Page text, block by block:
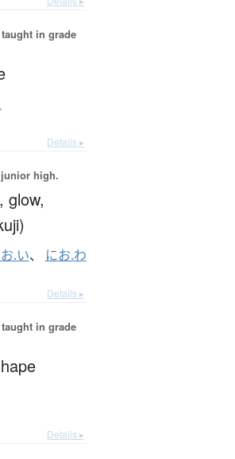
in grade
Details ▸
high.
glow,
.い、
にお.わ
Details ▸
in grade
Details ▸